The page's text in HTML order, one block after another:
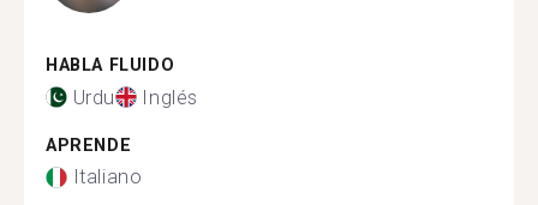
HABLA FLUIDO
Urdu Inglés
APRENDE
Italiano